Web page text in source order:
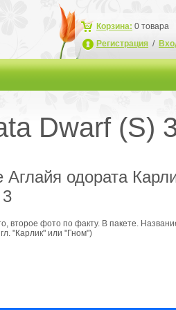
Корзина: 0 товара
Регистрация /
Dwarf (S)
Аглайя одората
второе фото по факту. В пакете.
"Карлик" или "Гном")